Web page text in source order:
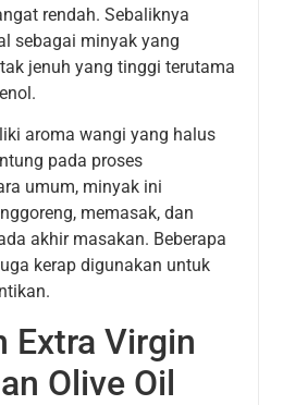
rendah. Sebaliknya
sebagai minyak yang
jenuh yang tinggi terutama
aroma wangi yang halus
pada proses
umum, minyak ini
memasak, dan
akhir masakan. Beberapa
kerap digunakan untuk
Extra Virgin
Olive Oil